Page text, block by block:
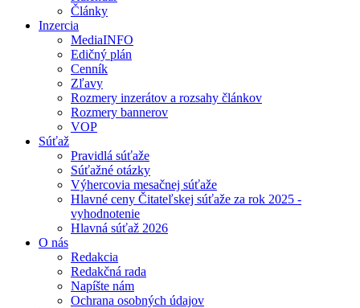
Články
Inzercia
MediaINFO
Edičný plán
Cenník
Zľavy
Rozmery inzerátov a rozsahy článkov
Rozmery bannerov
VOP
Súťaž
Pravidlá súťaže
Súťažné otázky
Výhercovia mesačnej súťaže
Hlavné ceny Čitateľskej súťaže za rok 2025 -
vyhodnotenie
Hlavná súťaž 2026
O nás
Redakcia
Redakčná rada
Napíšte nám
Ochrana osobných údajov